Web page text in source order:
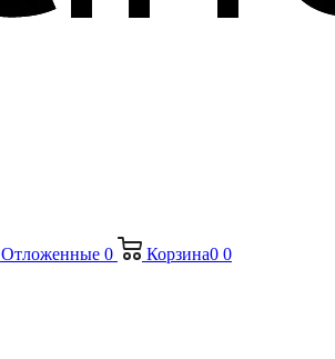
Отложенные 0 Корзина0 0